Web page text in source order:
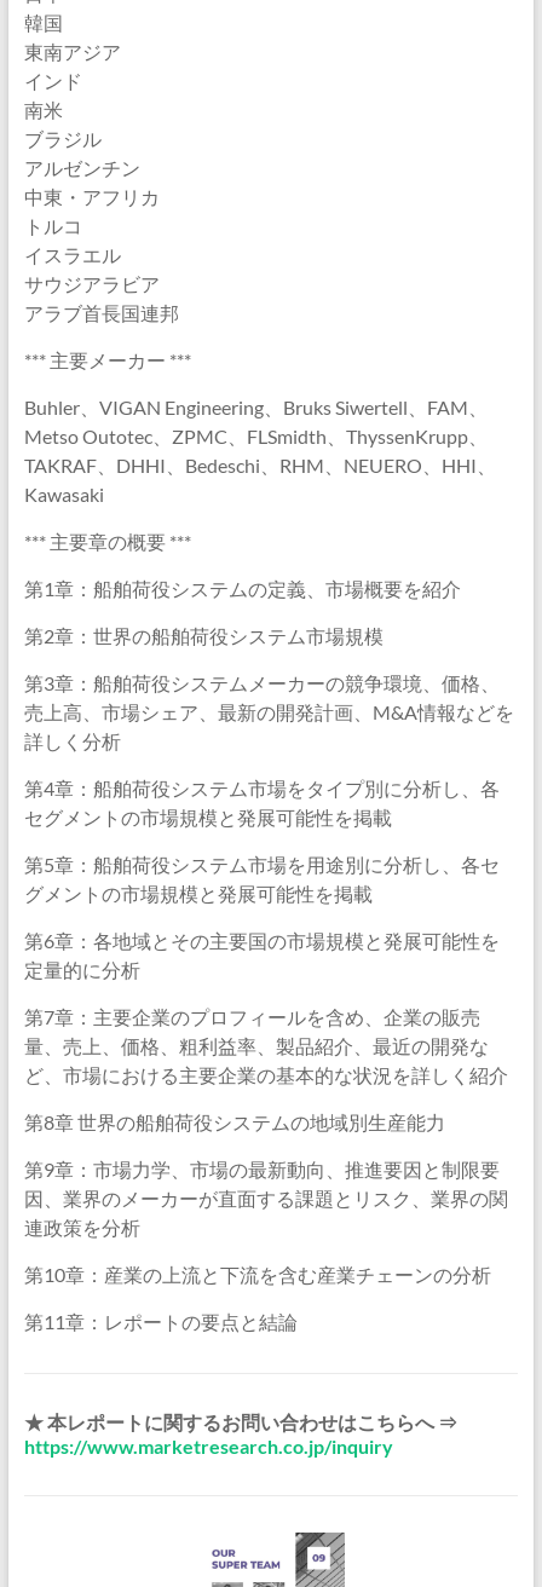
韓国
東南アジア
インド
南米
ブラジル
アルゼンチン
中東・アフリカ
トルコ
イスラエル
サウジアラビア
アラブ首長国連邦
*** 主要メーカー ***
Buhler、VIGAN Engineering、Bruks Siwertell、FAM、
Metso Outotec、ZPMC、FLSmidth、ThyssenKrupp、
TAKRAF、DHHI、Bedeschi、RHM、NEUERO、HHI、
Kawasaki
*** 主要章の概要 ***
第1章：船舶荷役システムの定義、市場概要を紹介
第2章：世界の船舶荷役システム市場規模
第3章：船舶荷役システムメーカーの競争環境、価格、
売上高、市場シェア、最新の開発計画、M&A情報などを
詳しく分析
第4章：船舶荷役システム市場をタイプ別に分析し、各
セグメントの市場規模と発展可能性を掲載
第5章：船舶荷役システム市場を用途別に分析し、各セ
グメントの市場規模と発展可能性を掲載
第6章：各地域とその主要国の市場規模と発展可能性を
定量的に分析
第7章：主要企業のプロフィールを含め、企業の販売
量、売上、価格、粗利益率、製品紹介、最近の開発な
ど、市場における主要企業の基本的な状況を詳しく紹介
第8章 世界の船舶荷役システムの地域別生産能力
第9章：市場力学、市場の最新動向、推進要因と制限要
因、業界のメーカーが直面する課題とリスク、業界の関
連政策を分析
第10章：産業の上流と下流を含む産業チェーンの分析
第11章：レポートの要点と結論
★ 本レポートに関するお問い合わせはこちらへ ⇒
https://www.marketresearch.co.jp/inquiry